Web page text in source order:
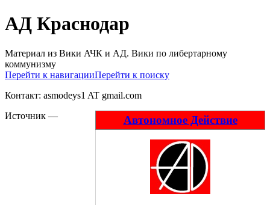
АД Краснодар
Материал из Вики АЧК и АД. Вики по либертарному
коммунизму
Перейти к навигацииПерейти к поиску
Контакт: asmodeys1 AT gmail.com
Автономное Действие
Источник —